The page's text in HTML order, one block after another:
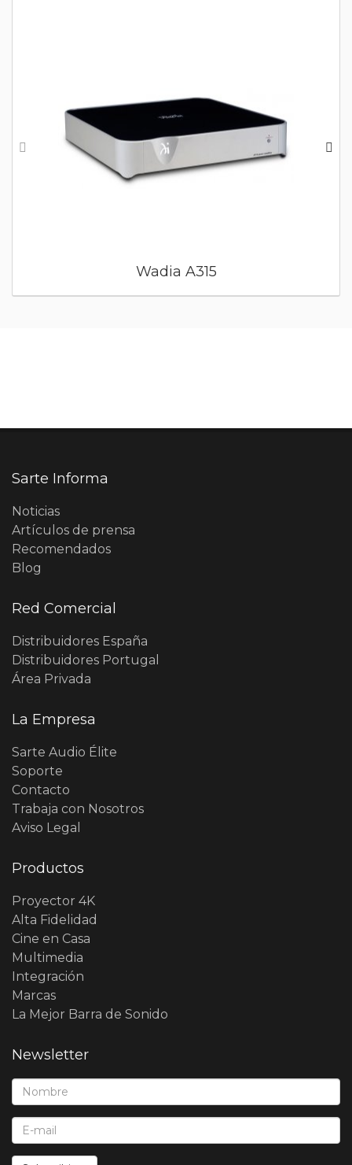
Wadia A315
Sarte Informa
Noticias
Artículos de prensa
Recomendados
Blog
Red Comercial
Distribuidores España
Distribuidores Portugal
Área Privada
La Empresa
Sarte Audio Élite
Soporte
Contacto
Trabaja con Nosotros
Aviso Legal
Productos
Proyector 4K
Alta Fidelidad
Cine en Casa
Multimedia
Integración
Marcas
La Mejor Barra de Sonido
Newsletter
Nombre*:
E-Mail*: